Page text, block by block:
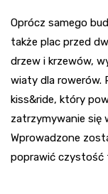
Oprócz samego
także plac przed
drzew i krzewów,
wiaty dla rowerów.
kiss&ride, który
zatrzymywanie się
Wprowadzone
poprawić czystość